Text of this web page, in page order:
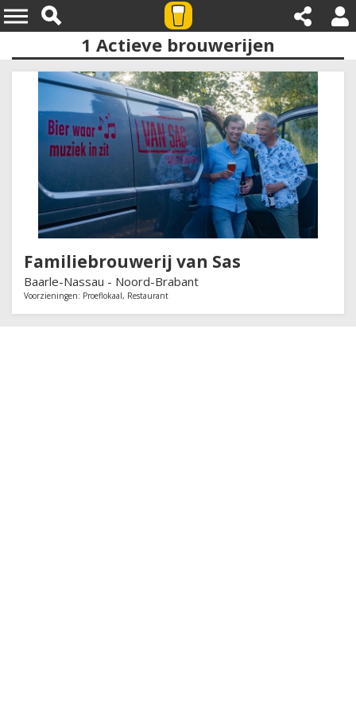
Provincies:noord brabant
1 Actieve brouwerijen
Familiebrouwerij van Sas
Baarle-Nassau - Noord-Brabant
Voorzieningen: Proeflokaal, Restaurant